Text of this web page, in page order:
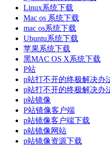
Linux系统下载
Mac os 系统下载
mac os系统下载
Ubuntu系统下载
苹果系统下载
黑MAC OS X系统下载
P站
p站打不开的终极解决办
p站打不开的终极解决办
p站镜像
P站镜像客户端
p站镜像客户端下载
p站镜像网站
p站镜像资源下载